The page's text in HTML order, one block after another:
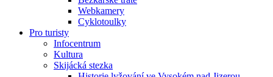
Webkamery
Cyklotoulky
Pro turisty
Infocentrum
Kultura
Skijácká stezka